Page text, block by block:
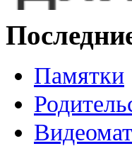
Памятки